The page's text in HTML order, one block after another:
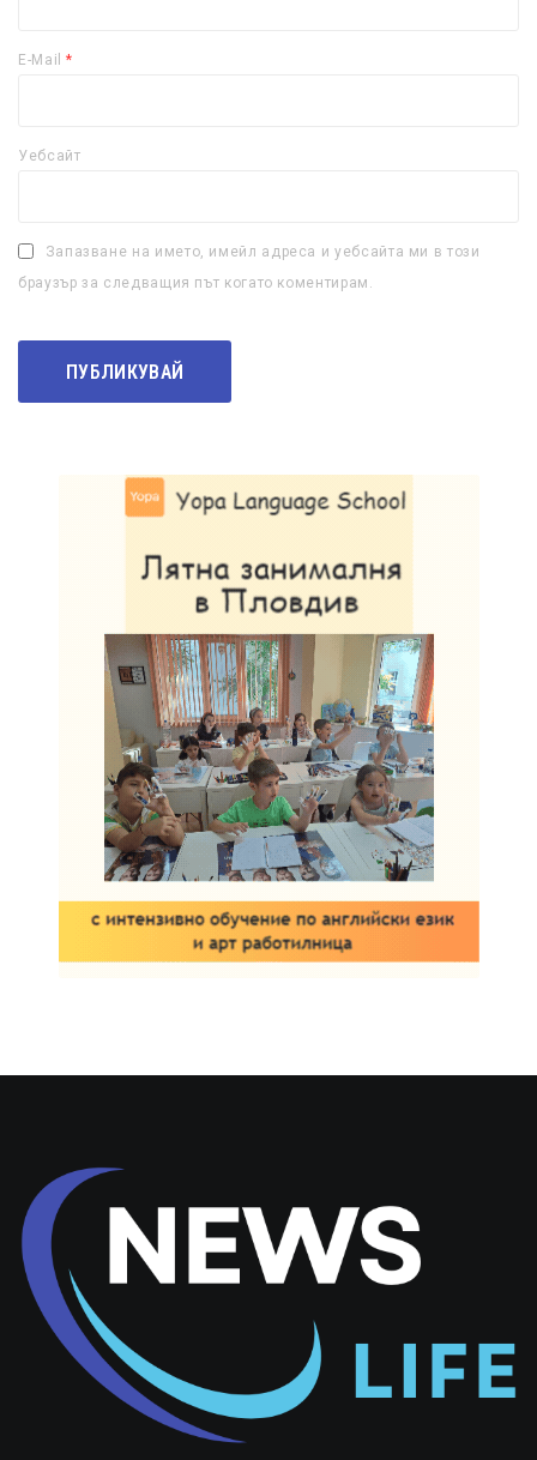
E-Mail*
Уебсайт
Запазване на името, имейл адреса и уебсайта ми в този
браузър за следващия път когато коментирам.